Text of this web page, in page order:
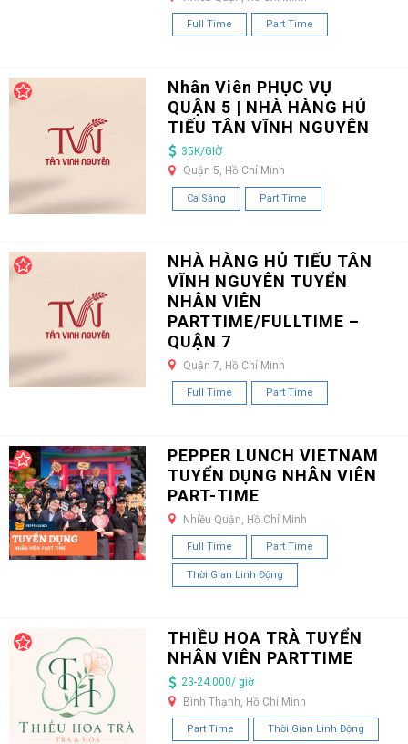
Full Time Part Time
Nhân Viên PHỤC VỤ
QUẬN 5 | NHÀ HÀNG HỦ
TIẾU TÂN VĨNH NGUYÊN
35K/GIỜ
Quận 5, Hồ Chí Minh
Ca Sáng Part Time
NHÀ HÀNG HỦ TIẾU TÂN
VĨNH NGUYÊN TUYỂN
NHÂN VIÊN
PARTTIME/FULLTIME –
QUẬN 7
Quận 7, Hồ Chí Minh
Full Time Part Time
PEPPER LUNCH VIETNAM
TUYỂN DỤNG NHÂN VIÊN
PART-TIME
Nhiều Quận, Hồ Chí Minh
Full Time Part Time
Thời Gian Linh Động
THIỀU HOA TRÀ TUYỂN
NHÂN VIÊN PARTTIME
23-24.000/ giờ
Bình Thạnh, Hồ Chí Minh
Part Time Thời Gian Linh Động